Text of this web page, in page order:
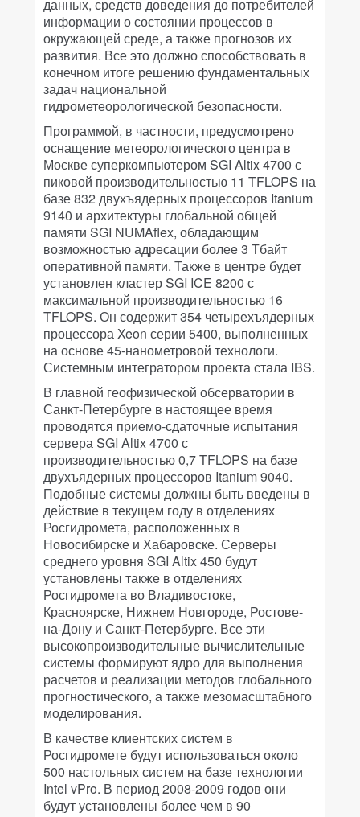
данных, средств доведения до потребителей
информации о состоянии процессов в
окружающей среде, а также прогнозов их
развития. Все это должно способствовать в
конечном итоге решению фундаментальных
задач национальной
гидрометеорологической безопасности.
Программой, в частности, предусмотрено
оснащение метеорологического центра в
Москве суперкомпьютером SGI Altix 4700 с
пиковой производительностью 11 TFLOPS на
базе 832 двухъядерных процессоров Itanium
9140 и архитектуры глобальной общей
памяти SGI NUMAflex, обладающим
возможностью адресации более 3 Тбайт
оперативной памяти. Также в центре будет
установлен кластер SGI ICE 8200 с
максимальной производительностью 16
TFLOPS. Он содержит 354 четырехъядерных
процессора Xeon серии 5400, выполненных
на основе 45-нанометровой технологи.
Системным интегратором проекта стала IBS.
В главной геофизической обсерватории в
Санкт-Петербурге в настоящее время
проводятся приемо-сдаточные испытания
сервера SGI Altix 4700 с
производительностью 0,7 TFLOPS на базе
двухъядерных процессоров Itanium 9040.
Подобные системы должны быть введены в
действие в текущем году в отделениях
Росгидромета, расположенных в
Новосибирске и Хабаровске. Серверы
среднего уровня SGI Altix 450 будут
установлены также в отделениях
Росгидромета во Владивостоке,
Красноярске, Нижнем Новгороде, Ростове-
на-Дону и Санкт-Петербурге. Все эти
высокопроизводительные вычислительные
системы формируют ядро для выполнения
расчетов и реализации методов глобального
прогностического, а также мезомасштабного
моделирования.
В качестве клиентских систем в
Росгидромете будут использоваться около
500 настольных систем на базе технологии
Intel vPro. В период 2008-2009 годов они
будут установлены более чем в 90